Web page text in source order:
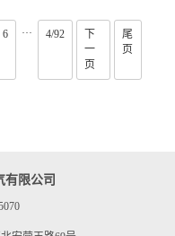
加气站，它们如同城市的毛细
提供动力，为生活增添活力。
气站；便捷服务；环保···
6 ··· 4/92
下
一
页
尾
页
有限公司